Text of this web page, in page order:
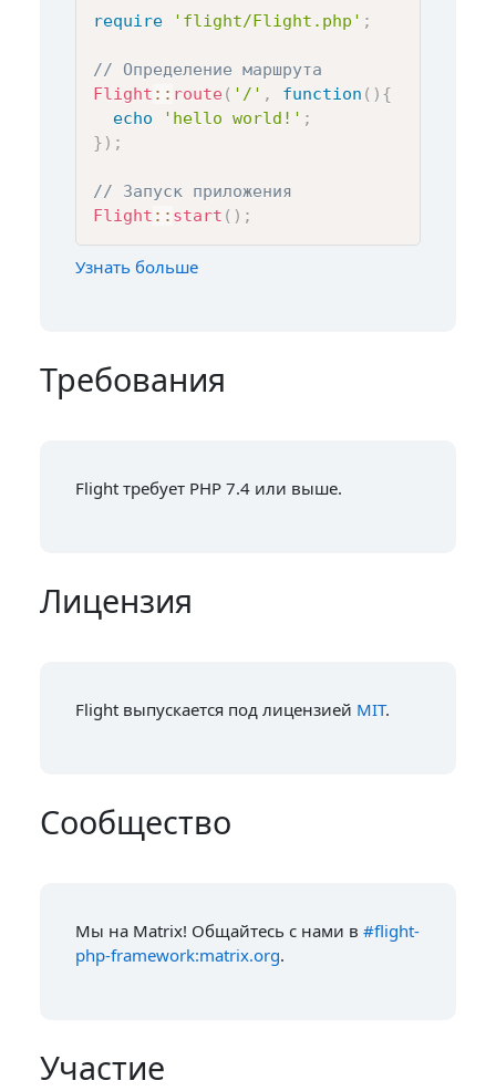
require 'flight/Flight.php' ;
// Определение маршрута
Flight :: route( '/' , function ( ) {
echo
'hello world!' ;
} ) ;
// Запуск приложения
Flight :: start ( ) ;
Узнать больше
Требования
Flight требует PHP 7.4 или выше.
Лицензия
Flight выпускается под лицензией MIT.
Сообщество
Мы на Matrix! Общайтесь с нами в #flight-
php-framework:matrix.org.
Участие